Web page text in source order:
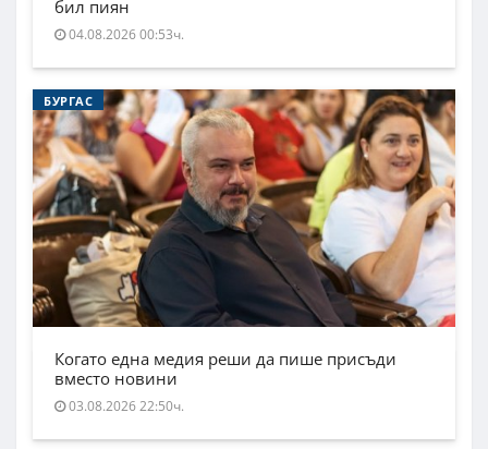
бил пиян
04.08.2026 00:53ч.
БУРГАС
Когато една медия реши да пише присъди
вместо новини
03.08.2026 22:50ч.